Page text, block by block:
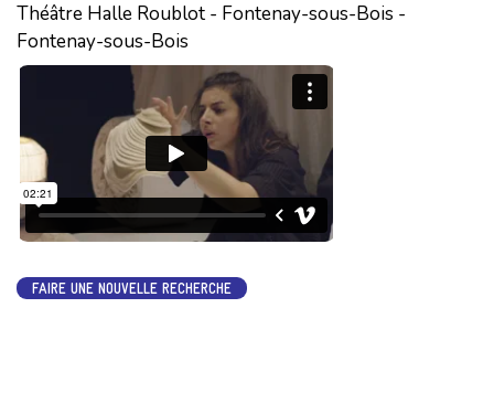
Théâtre Halle Roublot - Fontenay-sous-Bois -
Fontenay-sous-Bois
FAIRE UNE NOUVELLE RECHERCHE